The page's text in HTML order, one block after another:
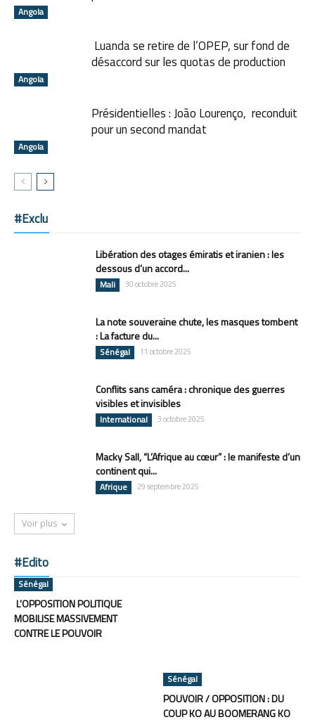
Angola
Angola
Luanda se retire de l’OPEP, sur fond de
désaccord sur les quotas de production
Angola
Présidentielles : João Lourenço, reconduit
pour un second mandat
#Exclu
Libération des otages émiratis et iranien : les
dessous d’un accord...
Mali 30 octobre 2025
La note souveraine chute, les masques tombent
: La facture du...
Sénégal 11 octobre 2025
Conflits sans caméra : chronique des guerres
visibles et invisibles
International 3 octobre 2025
Macky Sall, “L’Afrique au cœur” : le manifeste d’un
continent qui...
Afrique 29 septembre 2025
Voir plus
#Edito
Sénégal
L’OPPOSITION POLITIQUE
MOBILISE MASSIVEMENT
CONTRE LE POUVOIR
Sénégal
POUVOIR / OPPOSITION : DU
COUP KO AU BOOMERANG KO